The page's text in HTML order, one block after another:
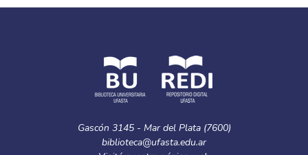
Gascón 3145 - Mar del Plata (7600)
biblioteca@ufasta.edu.ar